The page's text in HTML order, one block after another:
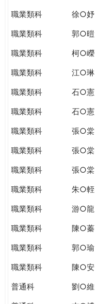
職業類科
徐○妤
職業類科
郭○暟
職業類科
柯○嶸
職業類科
江○琳
職業類科
石○憲
職業類科
石○憲
職業類科
張○棠
職業類科
張○棠
職業類科
張○棠
職業類科
朱○輊
職業類科
游○龍
職業類科
陳○蓁
職業類科
郭○瑜
職業類科
陳○安
普通科
劉○維